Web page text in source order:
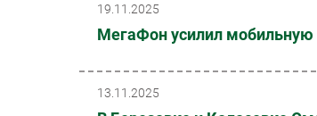
19.11.2025
МегаФон усилил мобильную
13.11.2025